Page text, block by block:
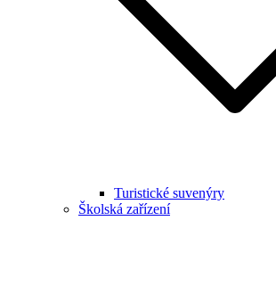
Turistické suvenýry
Školská zařízení